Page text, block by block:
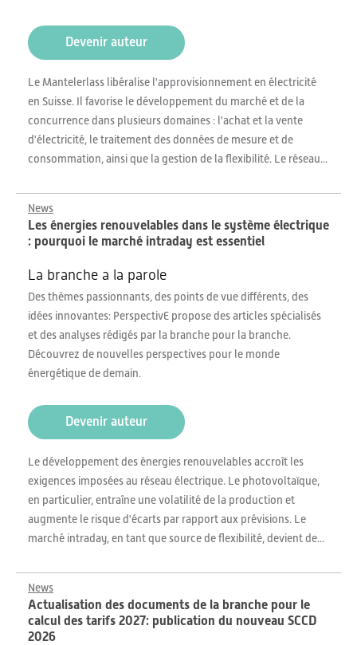
Devenir auteur
Le Mantelerlass libéralise l'approvisionnement en électricité
en Suisse. Il favorise le développement du marché et de la
concurrence dans plusieurs domaines : l'achat et la vente
d'électricité, le traitement des données de mesure et de
consommation, ainsi que la gestion de la flexibilité. Le réseau...
News
Les énergies renouvelables dans le système électrique
: pourquoi le marché intraday est essentiel
La branche a la parole
Des thèmes passionnants, des points de vue différents, des
idées innovantes: PerspectivE propose des articles spécialisés
et des analyses rédigés par la branche pour la branche.
Découvrez de nouvelles perspectives pour le monde
énergétique de demain.
Devenir auteur
Le développement des énergies renouvelables accroît les
exigences imposées au réseau électrique. Le photovoltaïque,
en particulier, entraîne une volatilité de la production et
augmente le risque d'écarts par rapport aux prévisions. Le
marché intraday, en tant que source de flexibilité, devient de...
News
Actualisation des documents de la branche pour le
calcul des tarifs 2027: publication du nouveau SCCD
2026